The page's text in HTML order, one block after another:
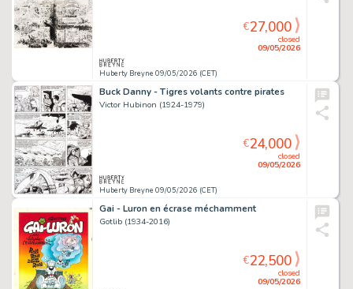
Huberty Breyne 09/05/2026 (CET)
closed
09/05/2026
€27,000
Buck Danny - Tigres volants contre pirates
Victor Hubinon (1924-1979)
Huberty Breyne 09/05/2026 (CET)
closed
09/05/2026
€24,000
Gai - Luron en écrase méchamment
Gotlib (1934-2016)
closed
09/05/2026
€22,500